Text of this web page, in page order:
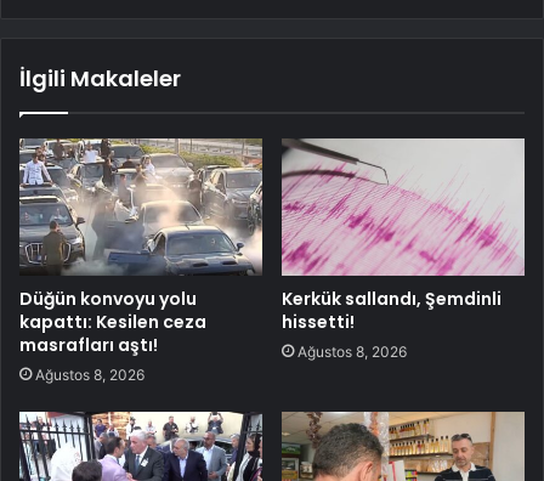
İlgili Makaleler
Düğün konvoyu yolu
kapattı: Kesilen ceza
masrafları aştı!
Ağustos 8, 2026
Kerkük sallandı, Şemdinli
hissetti!
Ağustos 8, 2026